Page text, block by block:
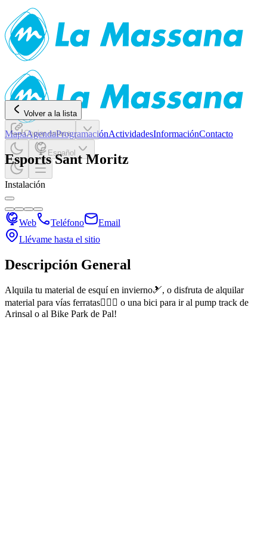
MapaAgendaProgramaciónActividadesInformaciónContacto
Español
Volver a la lista
Copiar enlace
Esports Sant Moritz
Instalación
Web Teléfono
Email
Llévame hasta el sitio
Descripción General
Alquila tu material de esquí en invierno🎿, o disfruta de alquilar
material para vías ferratas🧗🏼‍♀️ o una bici para ir al pump track de
Arinsal o al Bike Park de Pal!